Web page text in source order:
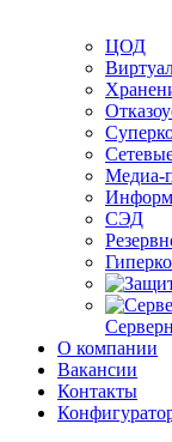
ЦОД
Медиа-
СЭД
О компании
Вакансии
Контакты